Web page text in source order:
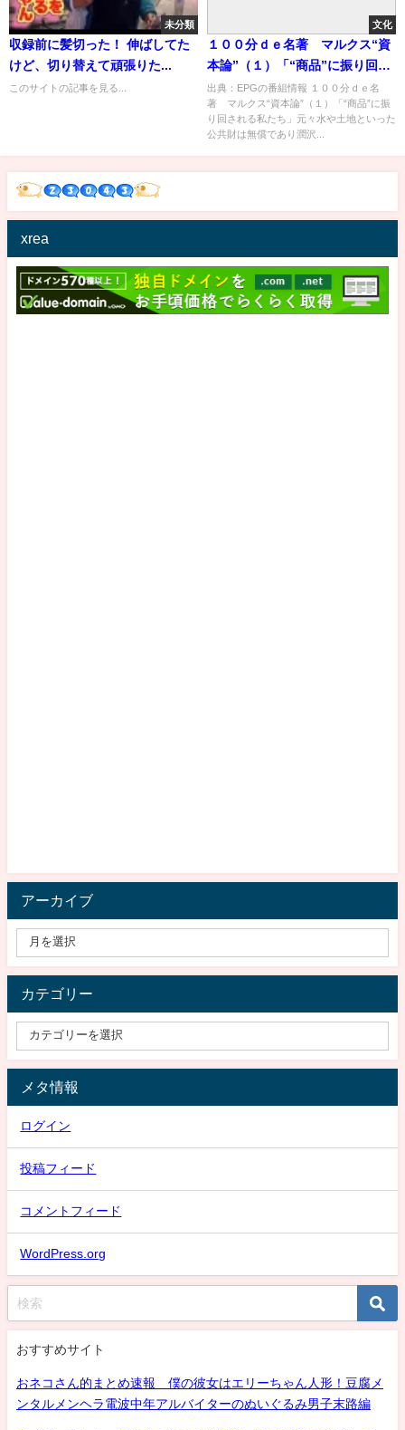
未分類
収録前に髪切った！ 伸ばしてた
けど、切り替えて頑張りた...
このサイトの記事を見る...
文化
１００分ｄｅ名著 マルクス“資
本論”（１）「“商品”に振り回さ
れる私たち」[解][字]…の番組内
容解析まとめ
出典：EPGの番組情報 １００分ｄｅ名
著 マルクス“資本論”（１）「“商品”に振
り回される私たち」元々水や土地といった
公共財は無償であり潤沢...
xrea
アーカイブ
カテゴリー
メタ情報
ログイン
投稿フィード
コメントフィード
WordPress.org
おすすめサイト
おネコさん的まとめ速報 僕の彼女はエリーちゃん人形！豆腐メ
ンタルメンヘラ電波中年アルバイターのぬいぐるみ男子末路編